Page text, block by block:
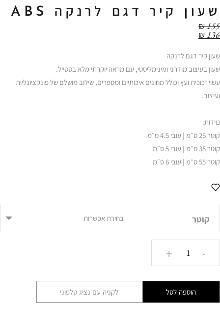
שעון קיר דגם לרנקה ABS
₪155
₪136
שעון קיר דגם לרנקה
שעון בעיצוב מודרני ומינימליסטי, עם מראה יוקרתי מלא בסטייל.
עשוי זכוכית ועץ וכולל מחוגים איכותיים ומספרים, שילוב מושלם של פונקציונליות
ועיצוב.
מידות:
קוטר 26 ס״מ | עובי 4.5 ס״מ
קוטר 35 ס״מ | עובי 5 ס״מ
קוטר 55 ס״מ | עובי 6 ס״מ
קוטר בחירת אפשרות
-
+
הוספה לסל לקניה עם נציג טלפוני